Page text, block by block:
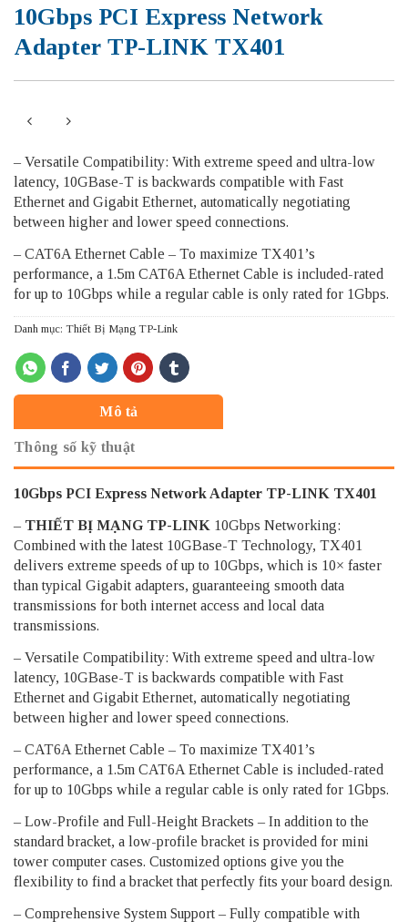
10Gbps PCI Express Network
Adapter TP-LINK TX401
– Versatile Compatibility: With extreme speed and ultra-low
latency, 10GBase-T is backwards compatible with Fast
Ethernet and Gigabit Ethernet, automatically negotiating
between higher and lower speed connections.
– CAT6A Ethernet Cable – To maximize TX401’s
performance, a 1.5m CAT6A Ethernet Cable is included-rated
for up to 10Gbps while a regular cable is only rated for 1Gbps.
Danh mục: Thiết Bị Mạng TP-Link
Mô tả
Thông số kỹ thuật
10Gbps PCI Express Network Adapter TP-LINK TX401
– THIẾT BỊ MẠNG TP-LINK 10Gbps Networking:
Combined with the latest 10GBase-T Technology, TX401
delivers extreme speeds of up to 10Gbps, which is 10× faster
than typical Gigabit adapters, guaranteeing smooth data
transmissions for both internet access and local data
transmissions.
– Versatile Compatibility: With extreme speed and ultra-low
latency, 10GBase-T is backwards compatible with Fast
Ethernet and Gigabit Ethernet, automatically negotiating
between higher and lower speed connections.
– CAT6A Ethernet Cable – To maximize TX401’s
performance, a 1.5m CAT6A Ethernet Cable is included-rated
for up to 10Gbps while a regular cable is only rated for 1Gbps.
– Low-Profile and Full-Height Brackets – In addition to the
standard bracket, a low-profile bracket is provided for mini
tower computer cases. Customized options give you the
flexibility to find a bracket that perfectly fits your board design.
– Comprehensive System Support – Fully compatible with